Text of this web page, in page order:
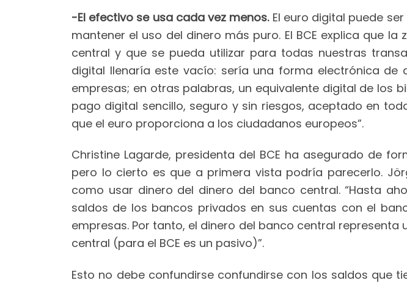
-El efectivo se usa cada vez menos.El euro digital puede
mantener el uso del dinero más puro. El BCE explica que
central y que se pueda utilizar para todas nuestras
digital llenaría este vacío: sería una forma electrónica
empresas; en otras palabras, un equivalente digital de los
pago digital sencillo, seguro y sin riesgos, aceptado en
que el euro proporciona a los ciudadanos europeos”.
Christine Lagarde, presidenta del BCE ha asegurado de
pero lo cierto es que a primera vista podría parecerlo.
como usar dinero del dinero del banco central. “Hasta
saldos de los bancos privados en sus cuentas con el
empresas. Por tanto, el dinero del banco central
central (para el BCE es un pasivo)”.
Esto no debe confundirse confundirse con los saldos que